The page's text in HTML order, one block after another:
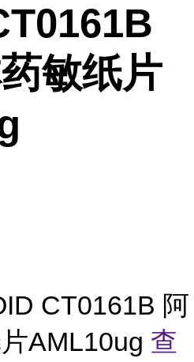
敏纸片
CT0161B 阿
AML10ug 查